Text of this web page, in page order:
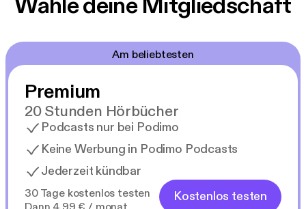
Matilda und Quinn ihre wandelbaren Stimmen.
Am beliebtesten
Premium
20 Stunden Hörbücher
Podcasts nur bei Podimo
Keine Werbung in Podimo Podcasts
Jederzeit kündbar
30 Tage kostenlos testen
Kostenlos testen